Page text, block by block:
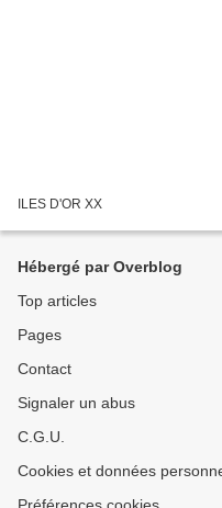
ILES D'OR XX
Hébergé par Overblog
Top articles
Pages
Contact
Signaler un abus
C.G.U.
Cookies et données